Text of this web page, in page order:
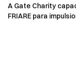
A Gate Charity
FRIARE para